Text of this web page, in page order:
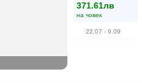
371.61лв
на човек
22.07 - 9.09